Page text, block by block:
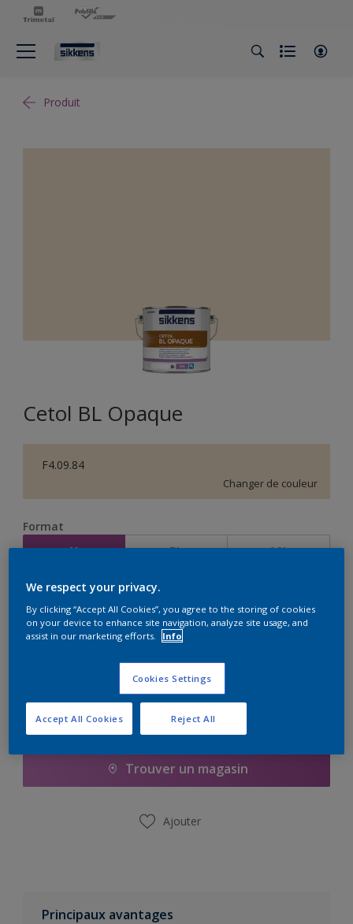
Produit
Cetol BL Opaque
F4.09.84
Changer de couleur
Format
1L 5L 10L
Quantité Calculateur de peinture
Calculer
Ajouter à la liste d’achats
Trouver un magasin
Ajouter
Principaux avantages
We respect your privacy.
By clicking “Accept All Cookies”, you agree to the storing of cookies
on your device to enhance site navigation, analyze site usage, and
assist in our marketing efforts.
Info
Cookies Settings
Reject All
Accept All Cookies